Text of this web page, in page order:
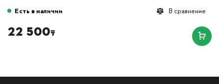
В сравнение
Есть в наличии
22 500₸